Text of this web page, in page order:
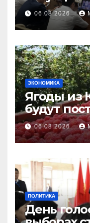
06.08.2026
ЭКОНОМИКА
Ягоды из
будут
06.08.2026
ПОЛИТИКА
День